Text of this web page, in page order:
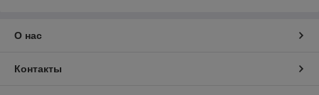
О нас
Контакты